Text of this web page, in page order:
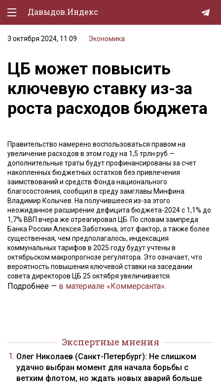
Давыдов.Индекс
Политическая жизнь
Экономика
Природа
Образование
Культура
Lifestyle
Мурзилка
3 октября 2024, 11:09 Экономика
ЦБ может повысить
ключевую ставку из-за
роста расходов бюджета
Правительство намерено воспользоваться правом на
увеличение расходов в этом году на 1,5 трлн руб.—
дополнительные траты будут профинансированы за счет
накопленных бюджетных остатков без привлечения
заимствований и средств Фонда национального
благосостояния, сообщил в среду замглавы Минфина
Владимир Колычев. На получившееся из-за этого
неожиданное расширение дефицита бюджета-2024 с 1,1% до
1,7% ВВП вчера же отреагировал ЦБ. По словам зампреда
Банка России Алексея Заботкина, этот фактор, а также более
существенная, чем предполагалось, индексация
коммунальных тарифов в 2025 году будут учтены в
октябрьском макропрогнозе регулятора. Это означает, что
вероятность повышения ключевой ставки на заседании
совета директоров ЦБ 25 октября увеличивается.
Подробнее — в материале «Коммерсанта».
Экспертные мнения
Олег Николаев (Санкт-Петербург): Не слишком
удачно выбран момент для начала борьбы с
ветхим флотом, но ждать новых аварий больше